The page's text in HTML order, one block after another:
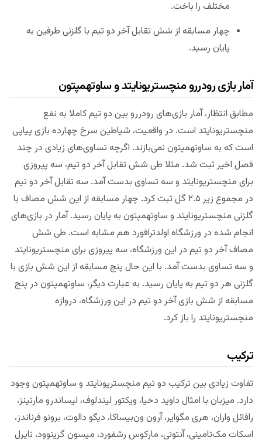
مختلف را باخت.
چهار مسابقه از شش تقابل آخر دو تیم با گلزنی طرفین به
پایان رسید.
آمار بازی رودررو منچستریونایتد و ساوتهمپتون
مطابق انتظار، آمار بازی‌های رودررو بین دو تیم کاملا به نفع
منچستریونایتد است. در واقعیت، شیاطین سرخ چهارده بازی پیاپی
است که به ساوتهمپتون نمی‌بازند. اگرچه تساوی‌های زیادی در چند
فصل اخیر ثبت شد. مثلا طی شش تقابل آخر دو تیم، سه پیروزی
برای منچستریونایتد و سه تساوی بدست آمد. سه تقابل آخر دو تیم
در مجموع زیر ۲.۵ گل ثبت کرد. چهار مسابقه از این شش مصاف با
گلزنی منچستریونایتد و ساوتهمپتون به پایان رسید. آمار در بازی‌های
انجام شده در ورزشگاه اولدترافورد هم مشابه است. طی شش
مصاف آخر دو تیم در این ورزشگاه، سه پیروزی برای منچستریونایتد
و سه تساوی بدست آمد. با این حال پنج مسابقه از این شش بازی با
گلزنی هر دو تیم به پایان رسید. به عبارت دیگر، ساوتهمپتون در پنج
مسابقه از شش بازی آخر دو تیم در این ورزشگاه، دروازه
منچستریونایتد را باز کرد.
ترکیب
تفاوت زیادی بین ترکیب دو تیم منچستریونایتد و ساوتهمپتون وجود
دارد. میزبان با امثال داوید دخیا، ویکتور لیندلوف، لیساندرو مارتینز،
رافائل واران، هری مگوایر، آرون ون‌بیساکا، دیگو دالوت، برونو فرناندز،
اسکات مک‌تامینی، آنتونی، مارکوس رشفورد، میسون گرینوود، تایرل